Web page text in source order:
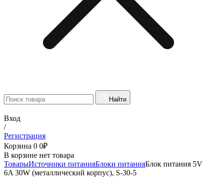
Найти
Вход
/
Регистрация
Корзина 0 0₽
В корзине нет товара
ТоварыИсточники питанияБлоки питанияБлок питания 5V
6A 30W (металлический корпус), S-30-5